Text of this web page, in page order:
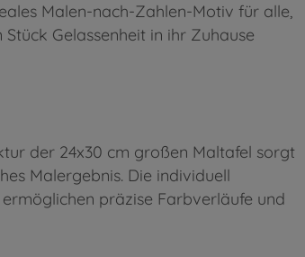
Malen-nach-Zahlen-Motiv für alle,
Gelassenheit in ihr Zuhause
der 24x30 cm großen Maltafel sorgt
Malergebnis. Die individuell
präzise Farbverläufe und